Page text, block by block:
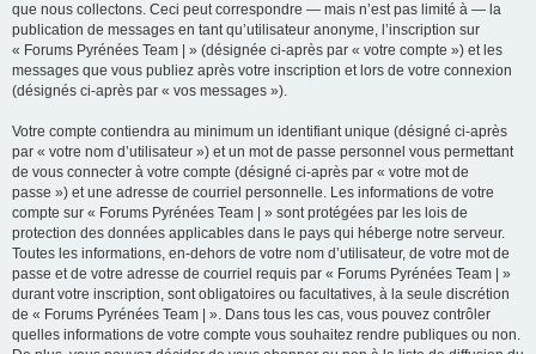
que nous collectons. Ceci peut correspondre — mais n’est pas limité à — la
publication de messages en tant qu’utilisateur anonyme, l’inscription sur
« Forums Pyrénées Team | » (désignée ci-après par « votre compte ») et les
messages que vous publiez après votre inscription et lors de votre connexion
(désignés ci-après par « vos messages »).
Votre compte contiendra au minimum un identifiant unique (désigné ci-après
par « votre nom d’utilisateur ») et un mot de passe personnel vous permettant
de vous connecter à votre compte (désigné ci-après par « votre mot de
passe ») et une adresse de courriel personnelle. Les informations de votre
compte sur « Forums Pyrénées Team | » sont protégées par les lois de
protection des données applicables dans le pays qui héberge notre serveur.
Toutes les informations, en-dehors de votre nom d’utilisateur, de votre mot de
passe et de votre adresse de courriel requis par « Forums Pyrénées Team | »
durant votre inscription, sont obligatoires ou facultatives, à la seule discrétion
de « Forums Pyrénées Team | ». Dans tous les cas, vous pouvez contrôler
quelles informations de votre compte vous souhaitez rendre publiques ou non.